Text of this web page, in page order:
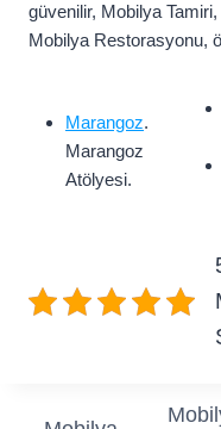
güvenilir, Mobilya
Mobilya Restorasyonu,
Marangoz.
Marangoz
Atölyesi.